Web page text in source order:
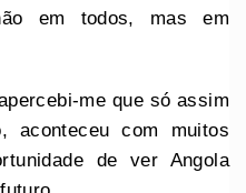
em todos, mas em
me que só assim
aconteceu com muitos
de ver Angola